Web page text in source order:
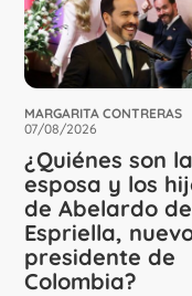
MARGARITA CONTRERAS
07/08/2026
¿Quiénes son la
esposa y los
de Abelardo
Espriella,
presidente de
Colombia?